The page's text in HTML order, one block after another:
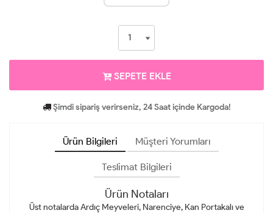
SEPETE EKLE
Şimdi sipariş verirseniz, 24 Saat içinde Kargoda!
Ürün Bilgileri Müşteri Yorumları
Teslimat Bilgileri
Ürün Notaları
Üst notalarda Ardıç Meyveleri, Narenciye, Kan Portakalı ve